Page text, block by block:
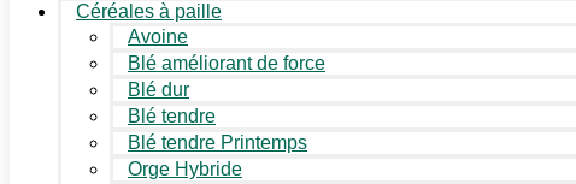
Céréales à paille
Avoine
Blé améliorant de force
Blé dur
Blé tendre
Blé tendre Printemps
Orge Hybride